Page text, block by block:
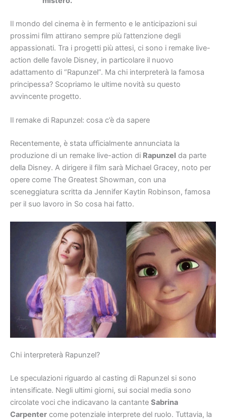
Il mondo del cinema è in fermento e le anticipazioni sui
prossimi film attirano sempre più l’attenzione degli
appassionati. Tra i progetti più attesi, ci sono i remake live-
action delle favole Disney, in particolare il nuovo
adattamento di “Rapunzel”. Ma chi interpreterà la famosa
principessa? Scopriamo le ultime novità su questo
avvincente progetto.
Il remake di Rapunzel: cosa c’è da sapere
Recentemente, è stata ufficialmente annunciata la
produzione di un remake live-action di Rapunzel da parte
della Disney. A dirigere il film sarà Michael Gracey, noto per
opere come The Greatest Showman, con una
sceneggiatura scritta da Jennifer Kaytin Robinson, famosa
per il suo lavoro in So cosa hai fatto.
Chi interpreterà Rapunzel?
Le speculazioni riguardo al casting di Rapunzel si sono
intensificate. Negli ultimi giorni, sui social media sono
circolate voci che indicavano la cantante Sabrina
Carpenter come potenziale interprete del ruolo. Tuttavia, la